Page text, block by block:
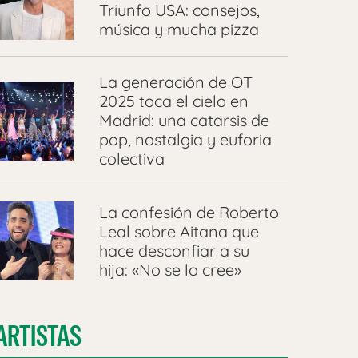
Triunfo USA: consejos,
música y mucha pizza
La generación de OT
2025 toca el cielo en
Madrid: una catarsis de
pop, nostalgia y euforia
colectiva
La confesión de Roberto
Leal sobre Aitana que
hace desconfiar a su
hija: «No se lo cree»